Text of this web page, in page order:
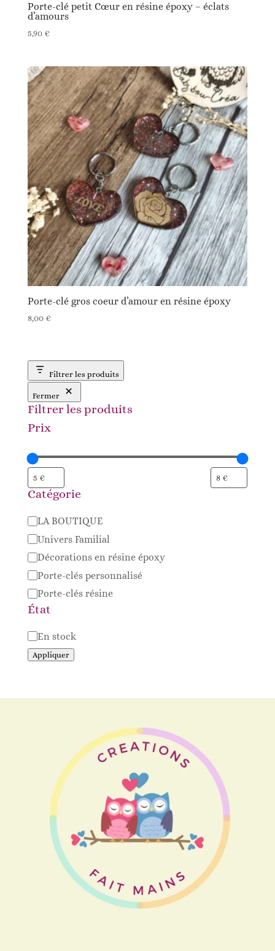
Porte-clé petit Cœur en résine époxy – éclats
d’amours
5,90 €
Porte-clé gros coeur d’amour en résine époxy
8,00 €
Filtrer les produits
Fermer
Filtrer les produits
Prix
Catégorie
Catégorie
LA BOUTIQUE
Univers Familial
Décorations en résine époxy
Porte-clés personnalisé
Porte-clés résine
État
Disponibilité
En stock
Appliquer